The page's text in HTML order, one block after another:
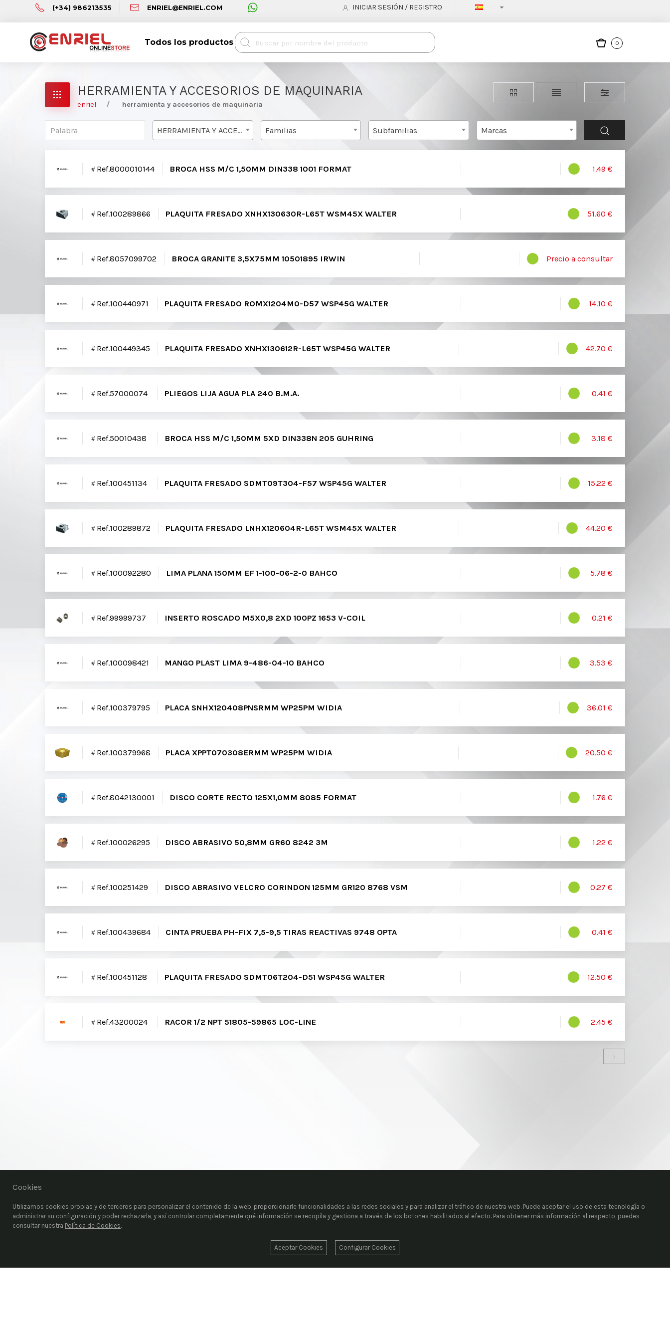
(+34) 986213535 ENRIEL@ENRIEL.COM INICIAR SESIÓN / REGISTRO
Todos los productos 0
HERRAMIENTA Y ACCESORIOS DE MAQUINARIA
enriel herramienta y accesorios de maquinaria
HERRAMIENTA Y ACCESORIOS DE MAQUINARIA Familias Subfamilias Marcas
Ref.8000010144 BROCA HSS M/C 1,50MM DIN338 1001 FORMAT 1.49 €
Ref.100289866 PLAQUITA FRESADO XNHX130630R-L65T WSM45X WALTER 51.60 €
Ref.8057099702 BROCA GRANITE 3,5X75MM 10501895 IRWIN Precio a consultar
Ref.100440971 PLAQUITA FRESADO ROMX1204M0-D57 WSP45G WALTER 14.10 €
Ref.100449345 PLAQUITA FRESADO XNHX130612R-L65T WSP45G WALTER 42.70 €
Ref.57000074 PLIEGOS LIJA AGUA PLA 240 B.M.A. 0.41 €
Ref.50010438 BROCA HSS M/C 1,50MM 5XD DIN338N 205 GUHRING 3.18 €
Ref.100451134 PLAQUITA FRESADO SDMT09T304-F57 WSP45G WALTER 15.22 €
Ref.100289872 PLAQUITA FRESADO LNHX120604R-L65T WSM45X WALTER 44.20 €
Ref.100092280 LIMA PLANA 150MM EF 1-100-06-2-0 BAHCO 5.78 €
Ref.99999737 INSERTO ROSCADO M5X0,8 2XD 100PZ 1653 V-COIL 0.21 €
Ref.100098421 MANGO PLAST LIMA 9-486-04-10 BAHCO 3.53 €
Ref.100379795 PLACA SNHX120408PNSRMM WP25PM WIDIA 36.01 €
Ref.100379968 PLACA XPPT070308ERMM WP25PM WIDIA 20.50 €
Ref.8042130001 DISCO CORTE RECTO 125X1,0MM 8085 FORMAT 1.76 €
Ref.100026295 DISCO ABRASIVO 50,8MM GR60 8242 3M 1.22 €
Ref.100251429 DISCO ABRASIVO VELCRO CORINDON 125MM GR120 8768 VSM 0.27 €
Ref.100439684 CINTA PRUEBA PH-FIX 7,5-9,5 TIRAS REACTIVAS 9748 OPTA 0.41 €
Ref.100451128 PLAQUITA FRESADO SDMT06T204-D51 WSP45G WALTER 12.50 €
Ref.43200024 RACOR 1/2 NPT 51805-59865 LOC-LINE 2.45 €
Cookies
Utilizamos cookies propias y de terceros para personalizar el contenido de la web, proporcionarle funcionalidades a las redes sociales y para analizar el tráfico de nuestra web. Puede aceptar el uso de esta tecnología o
administrar su configuración y poder rechazarla, y así controlar completamente qué información se recopila y gestiona a través de los botones habilitados al efecto. Para obtener más información al respecto, puedes
consultar nuestra Política de Cookies.
Aceptar Cookies Configurar Cookies